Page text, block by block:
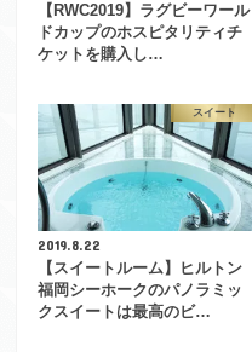
【RWC2019】ラグビーワール
ドカップのホスピタリティチ
ケットを購入し…
スイート
2019.8.22
【スイートルーム】ヒルトン
福岡シーホークのパノラミッ
クスイートは最高のビ…